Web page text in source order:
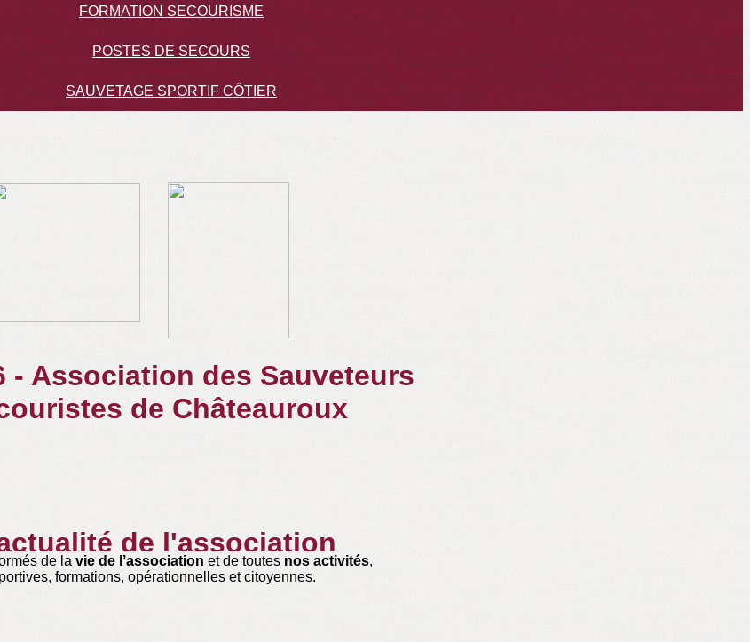
FORMATION SECOURISME
POSTES DE SECOURS
SAUVETAGE SPORTIF CÔTIER
- Association des Sauveteurs
de Châteauroux
de l'association
de la vie de l’association et de toutes nos activités,
formations, opérationnelles et citoyennes.